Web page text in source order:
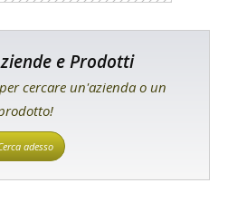
e Prodotti
cercare un'azienda o un
adesso